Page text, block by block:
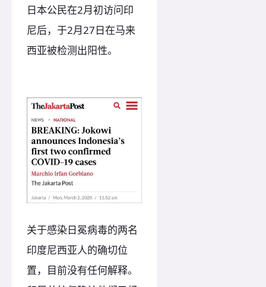
日本公民在2月初访问印
尼后，于2月27日在马来
西亚被检测出阳性。
关于感染日冕病毒的两名
印度尼西亚人的确切位
置，目前没有任何解释。